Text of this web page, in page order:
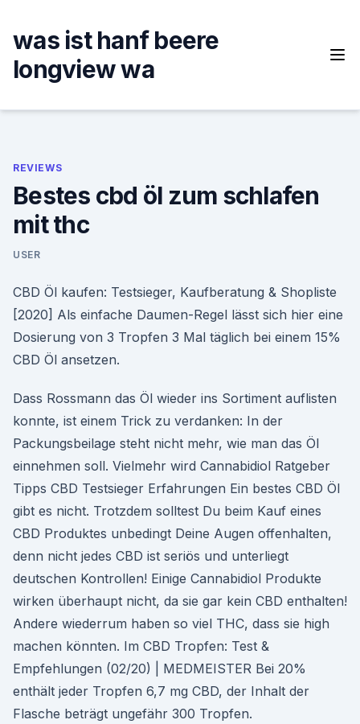
content
was ist hanf beere
longview wa
REVIEWS
Bestes cbd öl zum schlafen
mit thc
USER
CBD Öl kaufen: Testsieger, Kaufberatung & Shopliste
[2020] Als einfache Daumen-Regel lässt sich hier eine
Dosierung von 3 Tropfen 3 Mal täglich bei einem 15%
CBD Öl ansetzen.
Dass Rossmann das Öl wieder ins Sortiment auflisten
konnte, ist einem Trick zu verdanken: In der
Packungsbeilage steht nicht mehr, wie man das Öl
einnehmen soll. Vielmehr wird Cannabidiol Ratgeber
Tipps CBD Testsieger Erfahrungen Ein bestes CBD Öl
gibt es nicht. Trotzdem solltest Du beim Kauf eines
CBD Produktes unbedingt Deine Augen offenhalten,
denn nicht jedes CBD ist seriös und unterliegt
deutschen Kontrollen! Einige Cannabidiol Produkte
wirken überhaupt nicht, da sie gar kein CBD enthalten!
Andere wiederrum haben so viel THC, dass sie high
machen könnten. Im CBD Tropfen: Test &
Empfehlungen (02/20) | MEDMEISTER Bei 20%
enthält jeder Tropfen 6,7 mg CBD, der Inhalt der
Flasche beträgt ungefähr 300 Tropfen.